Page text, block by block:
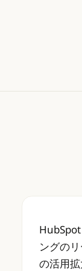
ングの
の活用